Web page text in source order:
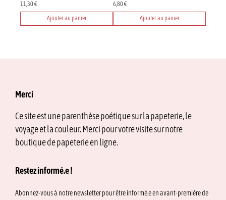
page
du
11,30€
Ajouter au panier
6,80€
Ajouter au panier
Merci
Ce site est une parenthèse poétique sur la papeterie, le
voyage et la couleur. Merci pour votre visite sur notre
boutique de papeterie en ligne.
Restez informé.e !
Abonnez-vous à notre newsletter pour être informé.e en avant-première de